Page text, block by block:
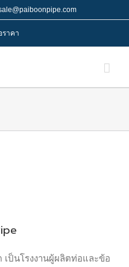
ราคา
ป็นโรงงานผู้ผลิตท่อและข้อ